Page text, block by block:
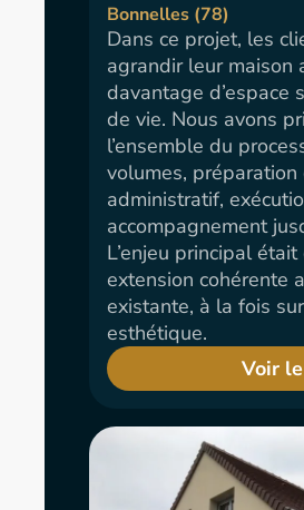
Bonnelles (78)
Dans ce projet, les
agrandir leur maison
davantage d’espace
de vie. Nous avons
l’ensemble du
volumes,
administratif,
accompagnement
L’enjeu principal
extension cohérente
existante, à la fois
esthétique.
Voir